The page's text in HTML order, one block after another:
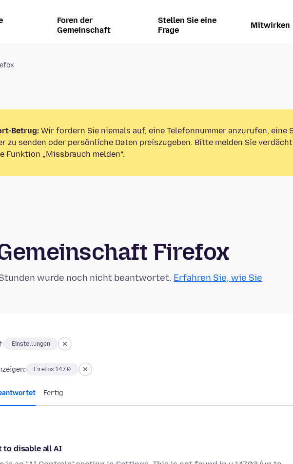
Foren der
Gemeinschaft
Stellen Sie eine
Frage
Mitwirken
Betrug: Wir fordern Sie niemals auf, eine Telefonnummer anzurufen, eine
zu senden oder persönliche Daten preiszugeben. Bitte melden Sie
Funktion „Missbrauch melden“.
Firefox
wurde noch nicht beantwortet. Erfahren Sie, wie Sie
Einstellungen
Firefox 147.0
Fertig
to disable all AI